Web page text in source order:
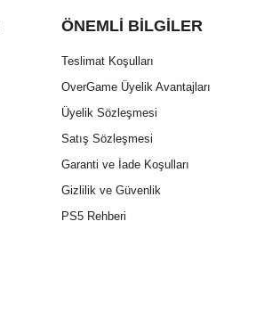
ÖNEMLI BILGILER
Teslimat Koşulları
OverGame Üyelik Avantajları
Üyelik Sözleşmesi
Satış Sözleşmesi
Garanti ve İade Koşulları
Gizlilik ve Güvenlik
PS5 Rehberi